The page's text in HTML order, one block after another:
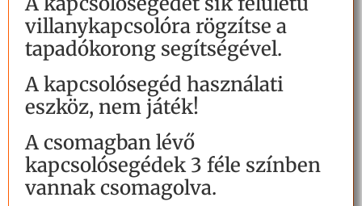
villanykapcsolóra rögzítse a
tapadókorong segítségével.
A kapcsolósegéd használati
eszköz, nem játék!
A csomagban lévő
kapcsolósegédek 3 féle színben
vannak csomagolva.